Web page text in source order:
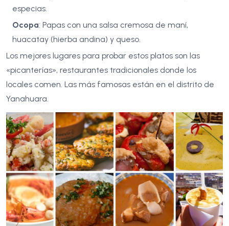
especias.
Ocopa: Papas con una salsa cremosa de maní,
huacatay (hierba andina) y queso.
Los mejores lugares para probar estos platos son las
«picanterías», restaurantes tradicionales donde los
locales comen. Las más famosas están en el distrito de
Yanahuara.